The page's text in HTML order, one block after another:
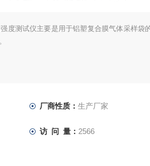
度测试仪主要是用于铝塑复合膜气体采样袋
厂商性质： 生产厂家
访 问 量： 2566